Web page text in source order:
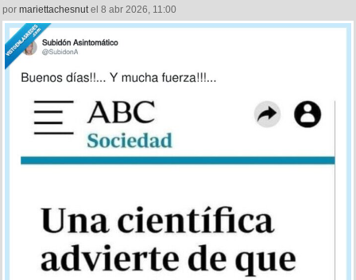
por mariettachesnut el 8 abr 2026, 11:00